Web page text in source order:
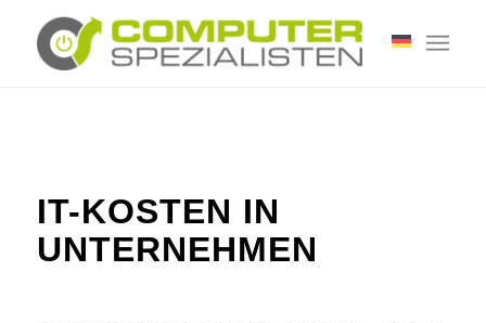
IT-KOSTEN IN
UNTERNEHMEN